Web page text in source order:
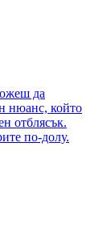
да
нюанс, който
отблясък.
по-долу.